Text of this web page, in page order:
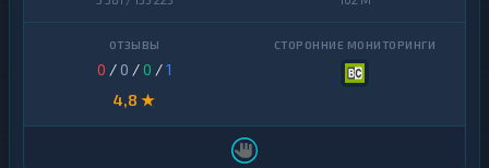
0 / 0 /0 /1
4,8 ★